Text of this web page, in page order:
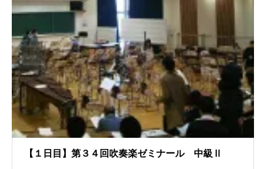
【１日目】第３４回吹奏楽ゼミナール 中級Ⅱ